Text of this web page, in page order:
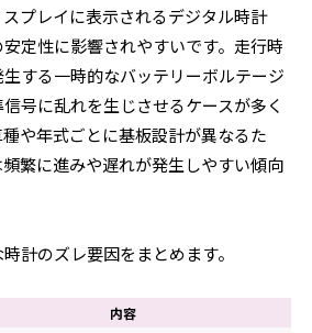
プレイに表示されるデジタル時計
定性に影響されやすいです。走行時
する一時的なバッテリーボルテージ
号に乱れを生じさせるケースが多く
や年式ごとに基板設計が異なるた
繁に進みや遅れが発生しやすい傾向
計のズレ要因をまとめます。
内容